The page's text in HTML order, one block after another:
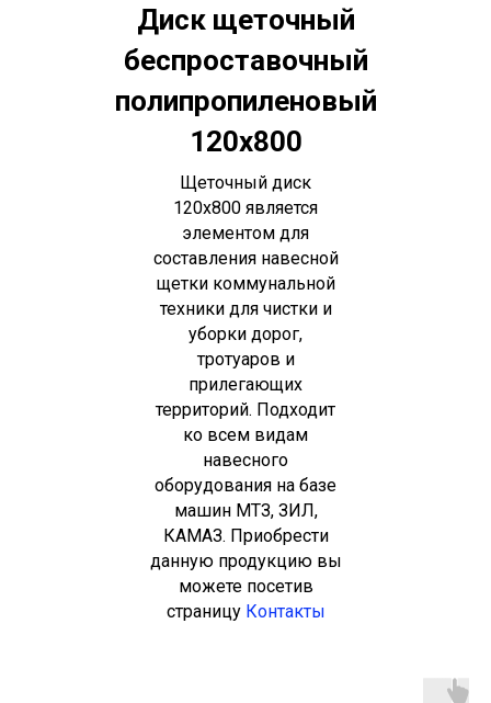
Диск щеточный
беспроставочный
полипропиленовый
120х800
Щеточный диск
120х800 является
элементом для
составления навесной
щетки коммунальной
техники для чистки и
уборки дорог,
тротуаров и
прилегающих
территорий. Подходит
ко всем видам
навесного
оборудования на базе
машин МТЗ, ЗИЛ,
КАМАЗ. Приобрести
данную продукцию вы
можете посетив
страницу Контакты